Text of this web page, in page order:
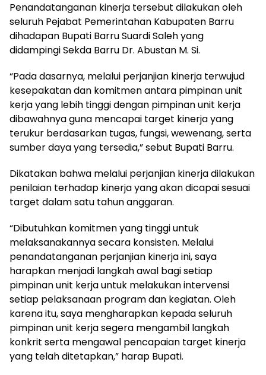
Penandatanganan kinerja tersebut dilakukan oleh
seluruh Pejabat Pemerintahan Kabupaten Barru
dihadapan Bupati Barru Suardi Saleh yang
didampingi Sekda Barru Dr. Abustan M. Si.
“Pada dasarnya, melalui perjanjian kinerja terwujud
kesepakatan dan komitmen antara pimpinan unit
kerja yang lebih tinggi dengan pimpinan unit kerja
dibawahnya guna mencapai target kinerja yang
terukur berdasarkan tugas, fungsi, wewenang, serta
sumber daya yang tersedia,” sebut Bupati Barru.
Dikatakan bahwa melalui perjanjian kinerja dilakukan
penilaian terhadap kinerja yang akan dicapai sesuai
target dalam satu tahun anggaran.
“Dibutuhkan komitmen yang tinggi untuk
melaksanakannya secara konsisten. Melalui
penandatanganan perjanjian kinerja ini, saya
harapkan menjadi langkah awal bagi setiap
pimpinan unit kerja untuk melakukan intervensi
setiap pelaksanaan program dan kegiatan. Oleh
karena itu, saya mengharapkan kepada seluruh
pimpinan unit kerja segera mengambil langkah
konkrit serta mengawal pencapaian target kinerja
yang telah ditetapkan,” harap Bupati.